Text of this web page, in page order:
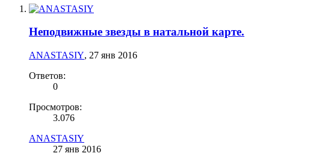
Неподвижные звезды в натальной карте.
ANASTASIY, 27 янв 2016
Ответов:
0
Просмотров:
3.076
ANASTASIY
27 янв 2016